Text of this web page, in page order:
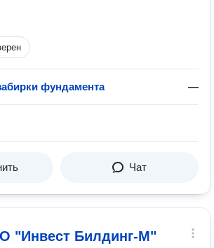
фундамента —
Чат
"Инвест Билдинг-М"